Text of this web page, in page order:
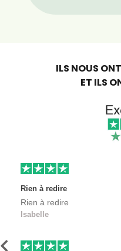
ILS NOUS
ET ILS
Rien à redire
Rien à redire
Isabelle